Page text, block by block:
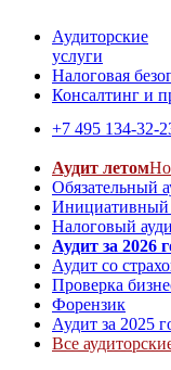
Аудиторские
услуги
Налоговая
Консалтинг и
+7 495 134-32-
Аудит летом
Обязательный
Инициативный
Налоговый
Аудит за 2026
Аудит со
Проверка
Форензик
Аудит за 2025
Все